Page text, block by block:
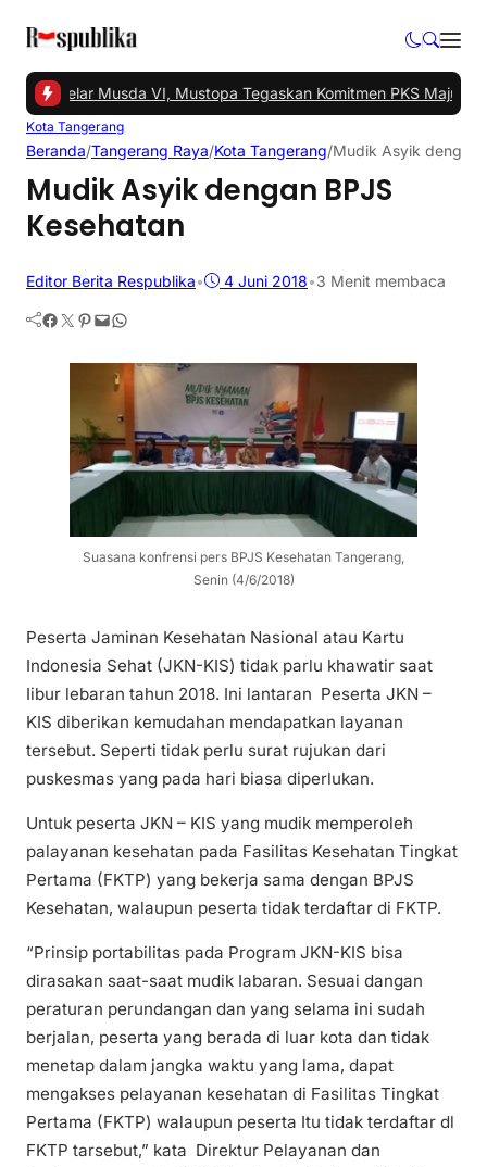
Gelar Musda VI, Mustopa Tegaskan Komitmen PKS Majukan
Kota Tangerang
Beranda/Tangerang Raya/Kota Tangerang/Mudik Asyik dengan
Mudik Asyik dengan BPJS
Kesehatan
Editor Berita Respublika• 4 Juni 2018•3 Menit membaca
Facebook Twitter Pinterest Mail WhatsApp
Suasana konfrensi pers BPJS Kesehatan Tangerang,
Senin (4/6/2018)
Peserta Jaminan Kesehatan Nasional atau Kartu
Indonesia Sehat (JKN-KIS) tidak parlu khawatir saat
Iibur lebaran tahun 2018. Ini lantaran Peserta JKN –
KIS diberikan kemudahan mendapatkan layanan
tersebut. Seperti tidak perlu surat rujukan dari
puskesmas yang pada hari biasa diperlukan.
Untuk peserta JKN – KIS yang mudik memperoleh
palayanan kesehatan pada Fasilitas Kesehatan Tingkat
Pertama (FKTP) yang bekerja sama dengan BPJS
Kesehatan, walaupun peserta tidak terdaftar di FKTP.
“Prinsip portabilitas pada Program JKN-KIS bisa
dirasakan saat-saat mudik Iabaran. Sesuai dangan
peraturan perundangan dan yang selama ini sudah
berjalan, peserta yang berada di luar kota dan tidak
menetap dalam jangka waktu yang lama, dapat
mengakses pelayanan kesehatan di Fasilitas Tingkat
Pertama (FKTP) walaupun peserta Itu tidak terdaftar dl
FKTP tarsebut,” kata Direktur Pelayanan dan